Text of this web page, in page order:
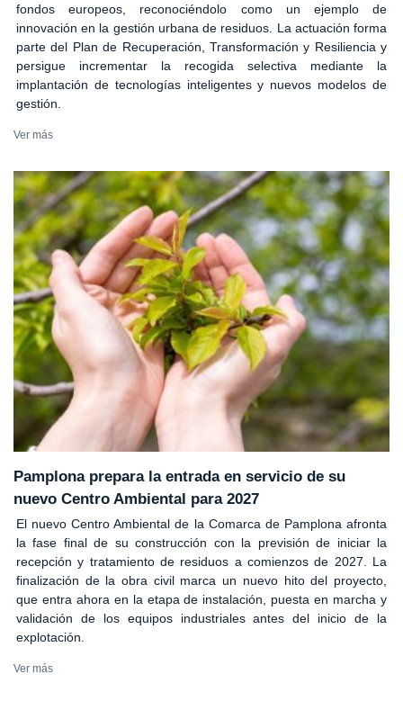
fondos europeos, reconociéndolo como un ejemplo de
innovación en la gestión urbana de residuos. La actuación forma
parte del Plan de Recuperación, Transformación y Resiliencia y
persigue incrementar la recogida selectiva mediante la
implantación de tecnologías inteligentes y nuevos modelos de
gestión.
Ver más
Pamplona prepara la entrada en servicio de su
nuevo Centro Ambiental para 2027
El nuevo Centro Ambiental de la Comarca de Pamplona afronta
la fase final de su construcción con la previsión de iniciar la
recepción y tratamiento de residuos a comienzos de 2027. La
finalización de la obra civil marca un nuevo hito del proyecto,
que entra ahora en la etapa de instalación, puesta en marcha y
validación de los equipos industriales antes del inicio de la
explotación.
Ver más